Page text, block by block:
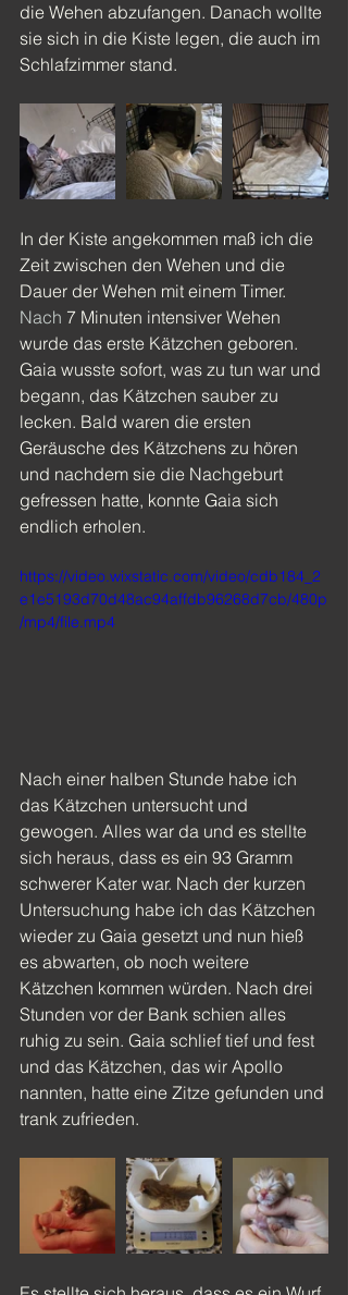
die Wehen abzufangen. Danach wollte
sie sich in die Kiste legen, die auch im
Schlafzimmer stand.
In der Kiste angekommen maß ich die
Zeit zwischen den Wehen und die
Dauer der Wehen mit einem Timer.
Nach 7 Minuten intensiver Wehen
wurde das erste Kätzchen geboren.
Gaia wusste sofort, was zu tun war und
begann, das Kätzchen sauber zu
lecken. Bald waren die ersten
Geräusche des Kätzchens zu hören
und nachdem sie die Nachgeburt
gefressen hatte, konnte Gaia sich
endlich erholen.
https://video.wixstatic.com/video/cdb184_2
e1e5193d70d48ac94affdb96268d7cb/480p
/mp4/file.mp4
Nach einer halben Stunde habe ich
das Kätzchen untersucht und
gewogen. Alles war da und es stellte
sich heraus, dass es ein 93 Gramm
schwerer Kater war. Nach der kurzen
Untersuchung habe ich das Kätzchen
wieder zu Gaia gesetzt und nun hieß
es abwarten, ob noch weitere
Kätzchen kommen würden. Nach drei
Stunden vor der Bank schien alles
ruhig zu sein. Gaia schlief tief und fest
und das Kätzchen, das wir Apollo
nannten, hatte eine Zitze gefunden und
trank zufrieden.